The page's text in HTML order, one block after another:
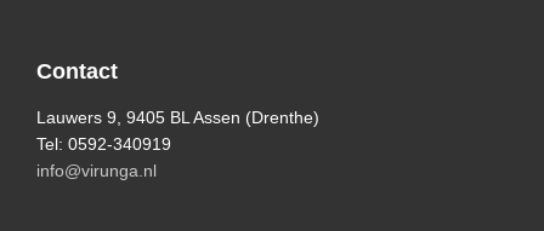
FooterContact
Lauwers 9, 9405 BL Assen (Drenthe)
Tel: 0592-340919
info@virunga.nl